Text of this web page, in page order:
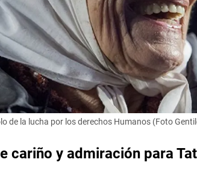
de la lucha por los derechos Humanos (Foto
cariño y admiración para